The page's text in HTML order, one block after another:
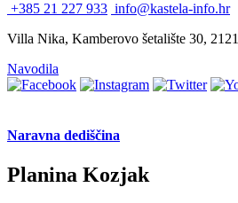
+385 21 227 933 info@kastela-info.hr
Villa Nika, Kamberovo šetalište 30,
Navodila
Naravna dediščina
Planina Kozjak